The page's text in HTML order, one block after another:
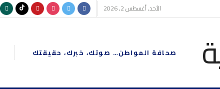
الأحد, أغسطس 2, 2026
صحافة المواطن… صوتك، خبرك، حقيقتك